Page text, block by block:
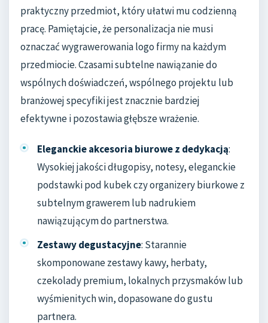
praktyczny przedmiot, który ułatwi mu codzienną
pracę. Pamiętajcie, że personalizacja nie musi
oznaczać wygrawerowania logo firmy na każdym
przedmiocie. Czasami subtelne nawiązanie do
wspólnych doświadczeń, wspólnego projektu lub
branżowej specyfiki jest znacznie bardziej
efektywne i pozostawia głębsze wrażenie.
Eleganckie akcesoria biurowe z dedykacją:
Wysokiej jakości długopisy, notesy, eleganckie
podstawki pod kubek czy organizery biurkowe z
subtelnym grawerem lub nadrukiem
nawiązującym do partnerstwa.
Zestawy degustacyjne: Starannie
skomponowane zestawy kawy, herbaty,
czekolady premium, lokalnych przysmaków lub
wyśmienitych win, dopasowane do gustu
partnera.